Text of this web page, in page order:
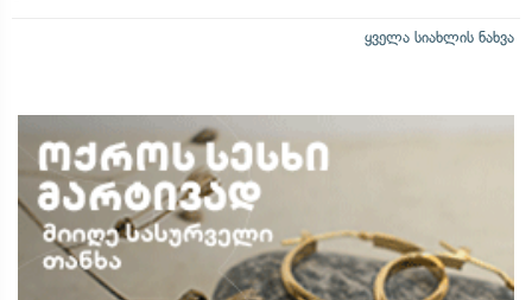
ყველა სიახლის ნახვა